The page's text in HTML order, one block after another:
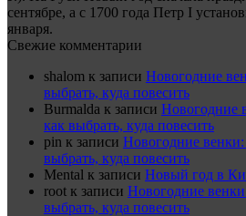
сентябре, а с 1700 года Петр I
января.
Свежие комментарии
shalom к записи Новогодние
выбрать, куда повесить
Burmalda к записи Новогодние
как выбрать, куда повесить
pin к записи Новогодние
выбрать, куда повесить
Mental к записи Новый год в
root к записи Новогодние
выбрать, куда повесить